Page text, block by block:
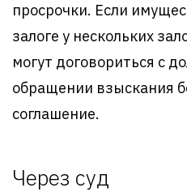
просрочки. Если
залоге у нескольких
могут договориться с
обращении взыскания
соглашение.
Через суд